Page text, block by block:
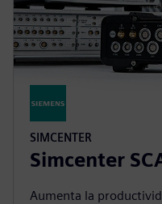
SIMCENTER
Simcenter
Aumenta la